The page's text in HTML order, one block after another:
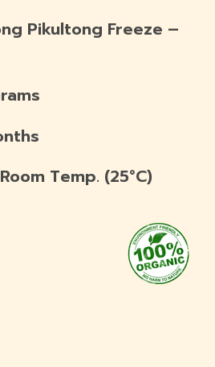
Pikultong Freeze –
Temp. (25°C)